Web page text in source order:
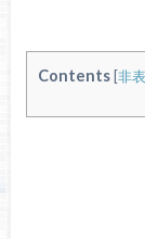
Contents [非